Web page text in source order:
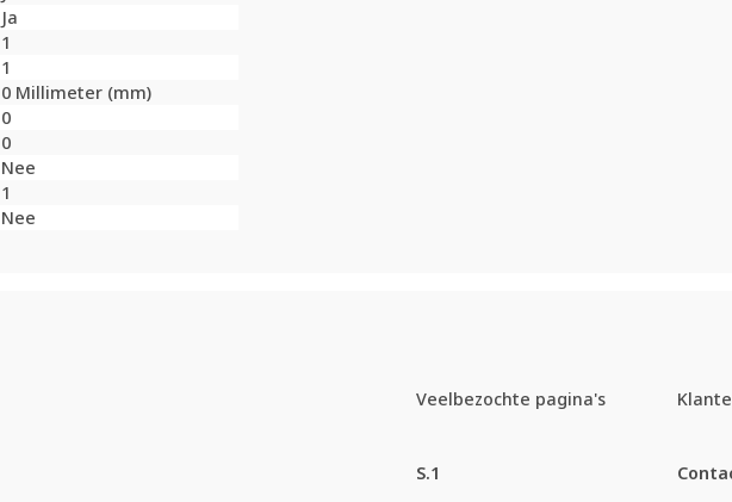
Ja
1
1
0 Millimeter (mm)
0
0
Nee
1
Nee
Veelbezochte pagina's
S.1